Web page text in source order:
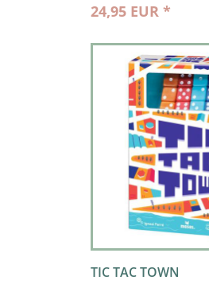
24,95 EUR *
TIC TAC TOWN